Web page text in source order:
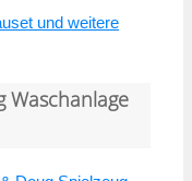
und weitere
Waschanlage